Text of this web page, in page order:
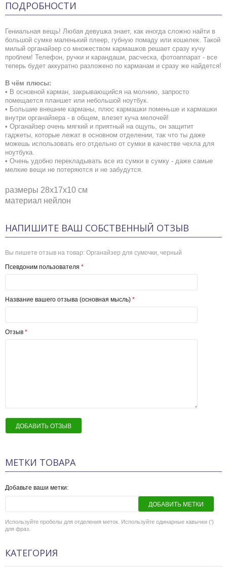
ПОДРОБНОСТИ
Гениальная вещь! Любая девушка знает, как иногда сложно найти в
большой сумке маленький плеер, губную помаду или кошелек. Такой
милый органайзер со множеством кармашков решает сразу кучу
проблем! Телефон, ручки и карандаши, расческа, фотоаппарат - все
теперь будет аккуратно разложено по карманам и сразу же найдется!
В чём плюсы:
• В основной карман, закрывающийся на молнию, запросто
помещается планшет или небольшой ноутбук.
• Большие внешние карманы, плюс кармашки поменьше и кармашки
внутри органайзера - в общем, влезет куча мелочей!
• Органайзер очень мягкий и приятный на ощупь, он защитит
гаджеты, которые лежат в основном отделении, так что ты даже
можешь использовать его отдельно от сумки в качестве чехла для
ноутбука.
• Очень удобно перекладывать все из сумки в сумку - даже самые
мелкие вещи не потеряются и не забудутся.
размеры 28х17х10 см
материал нейлон
НАПИШИТЕ ВАШ СОБСТВЕННЫЙ ОТЗЫВ
Вы пишете отзыв на товар: Органайзер для сумочки, черный
*
Псевдоним пользователя
*
Название вашего отзыва (основная мысль)
*
Отзыв
ДОБАВИТЬ ОТЗЫВ
МЕТКИ ТОВАРА
Добавьте ваши метки:
ДОБАВИТЬ МЕТКИ
Используйте пробелы для отделения меток. Используйте одинарные кавычки (')
для фраз.
КАТЕГОРИЯ